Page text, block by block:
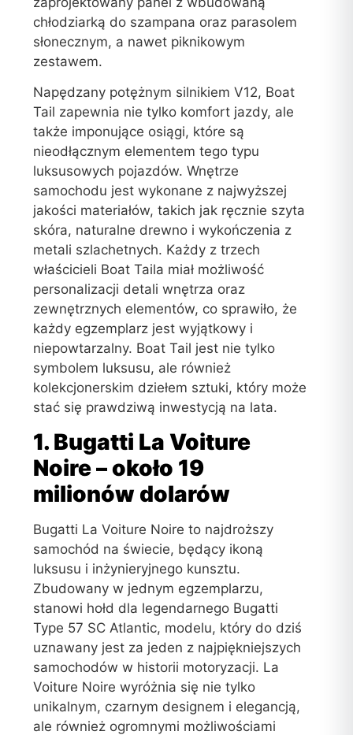
chłodziarką do szampana oraz parasolem
słonecznym, a nawet piknikowym
zestawem.
Napędzany potężnym silnikiem V12, Boat
Tail zapewnia nie tylko komfort jazdy, ale
także imponujące osiągi, które są
nieodłącznym elementem tego typu
luksusowych pojazdów. Wnętrze
samochodu jest wykonane z najwyższej
jakości materiałów, takich jak ręcznie szyta
skóra, naturalne drewno i wykończenia z
metali szlachetnych. Każdy z trzech
właścicieli Boat Taila miał możliwość
personalizacji detali wnętrza oraz
zewnętrznych elementów, co sprawiło, że
każdy egzemplarz jest wyjątkowy i
niepowtarzalny. Boat Tail jest nie tylko
symbolem luksusu, ale również
kolekcjonerskim dziełem sztuki, który może
stać się prawdziwą inwestycją na lata.
1. Bugatti La Voiture
Noire – około 19
milionów dolarów
Bugatti La Voiture Noire to najdroższy
samochód na świecie, będący ikoną
luksusu i inżynieryjnego kunsztu.
Zbudowany w jednym egzemplarzu,
stanowi hołd dla legendarnego Bugatti
Type 57 SC Atlantic, modelu, który do dziś
uznawany jest za jeden z najpiękniejszych
samochodów w historii motoryzacji. La
Voiture Noire wyróżnia się nie tylko
unikalnym, czarnym designem i elegancją,
ale również ogromnymi możliwościami